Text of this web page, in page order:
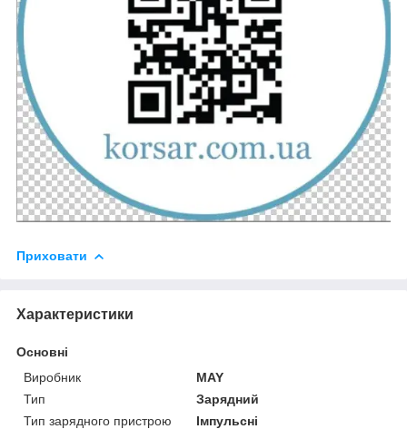
Приховати
Характеристики
Основні
Виробник
MAY
Тип
Зарядний
Тип зарядного пристрою
Імпульсні